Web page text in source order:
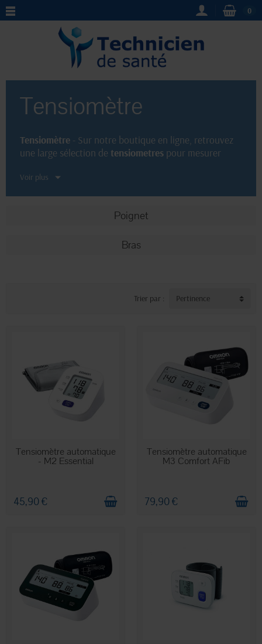
0
Tensiomètre
Tensiomètre - Sur notre boutique en ligne, retrouvez
une large sélection de tensiometres pour mesurer
précis, nos
et prenez soin de vous en toute
Voir plus
Poignet
Bras
Trier par : Pertinence
EN STOCK
Tensiomètre automatique
- M2 Essential
45,90 €
EN STOCK
Tensiomètre automatique
M3 Comfort AFib
79,90 €